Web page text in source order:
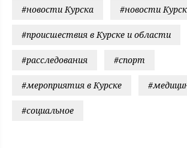
#новости Курска #новости
#происшествия в Курске и области
#расследования #спорт
#мероприятия в Курске
#социальное